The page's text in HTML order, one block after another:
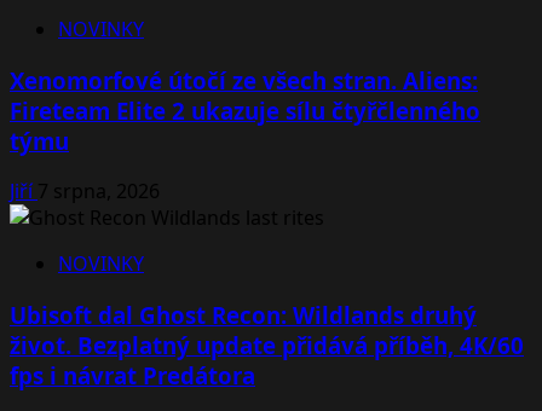
NOVINKY
Xenomorfové útočí ze všech stran. Aliens:
Fireteam Elite 2 ukazuje sílu čtyřčlenného
týmu
Jiří7 srpna, 2026
NOVINKY
Ubisoft dal Ghost Recon: Wildlands druhý
život. Bezplatný update přidává příběh, 4K/60
fps i návrat Predátora